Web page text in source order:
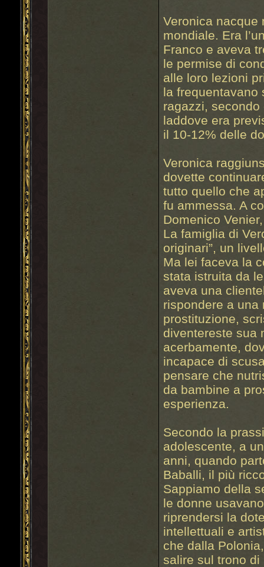
Veronica nacque
mondiale. Era
Franco e aveva
le permise di
alle loro lezioni
la frequentavano
ragazzi, secondo
laddove era
il 10-12% delle
Veronica
dovette
tutto quello che
fu ammessa. A
Domenico
La famiglia di
originari”, un
Ma lei faceva la
stata istruita da
aveva una
rispondere a
prostituzione,
diventereste sua
acerbamente,
incapace di
pensare che
da bambine a
esperienza.
Secondo la
adolescente, a
anni, quando
Baballi, il più
Sappiamo della
le donne
riprendersi la
intellettuali e
che dalla
salire sul trono